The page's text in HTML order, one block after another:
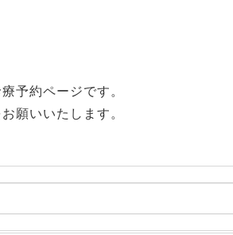
予約ページです。
願いいたします。